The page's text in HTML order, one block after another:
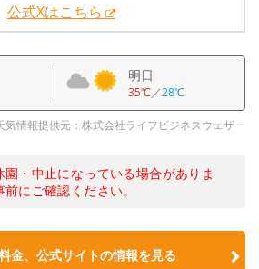
公式Xはこちら
明日
35℃／28℃
気情報提供元：株式会社ライフビジネスウェザー
・中止になっている場合がありま
にご確認ください。
金、公式サイトの情報を見る